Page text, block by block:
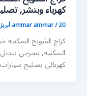
كهرباء وبنشر,
ammar ammar/20 أبريل، 2020
كراج الشويخ السكنية
السكنية, بنجرجي
كهربائي تصليح سيارات